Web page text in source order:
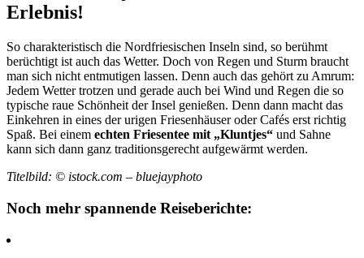
Erlebnis!
So charakteristisch die Nordfriesischen Inseln sind, so berühmt
berüchtigt ist auch das Wetter. Doch von Regen und Sturm braucht
man sich nicht entmutigen lassen. Denn auch das gehört zu Amrum:
Jedem Wetter trotzen und gerade auch bei Wind und Regen die so
typische raue Schönheit der Insel genießen. Denn dann macht das
Einkehren in eines der urigen Friesenhäuser oder Cafés erst richtig
Spaß. Bei einem echten Friesentee mit „Kluntjes“ und Sahne
kann sich dann ganz traditionsgerecht aufgewärmt werden.
Titelbild: © istock.com – bluejayphoto
Noch mehr spannende Reiseberichte: